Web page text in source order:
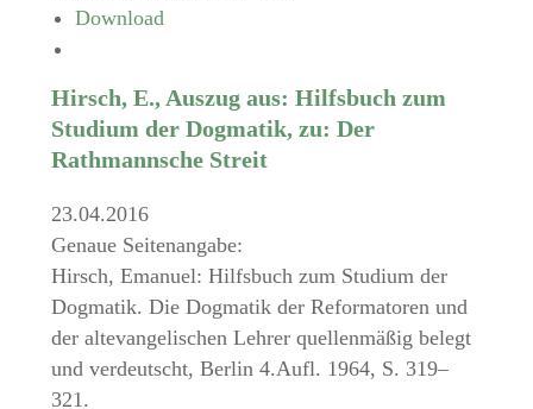
Download
Hirsch, E., Auszug aus: Hilfsbuch zum
Studium der Dogmatik, zu: Der
Rathmannsche Streit
23.04.2016
Genaue Seitenangabe:
Hirsch, Emanuel: Hilfsbuch zum Studium der
Dogmatik. Die Dogmatik der Reformatoren und
der altevangelischen Lehrer quellenmäßig belegt
und verdeutscht, Berlin 4.Aufl. 1964, S. 319–
321.